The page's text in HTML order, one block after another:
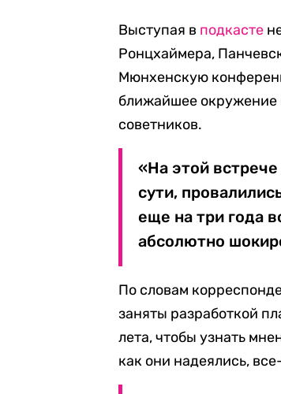
Выступая в подкасте
Ронцхаймера,
Мюнхенскую
ближайшее окружение
советников.
«На этой
сути,
еще на три года
абсолютно
По словам
заняты разработкой
лета, чтобы узнать
как они надеялись,